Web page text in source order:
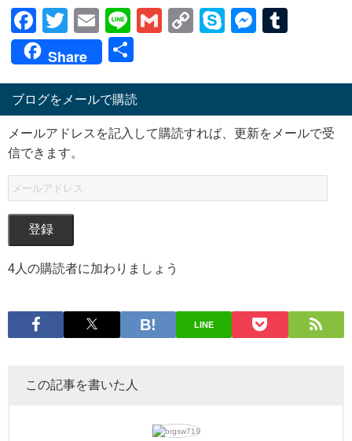
Facebook
Twitter
EmailLineGmailCopySkype
Share
ブログをメールで購読
メールアドレスを記入して購読すれば、更新をメールで受
信できます。
登録
4人の購読者に加わりましょう
LINE
この記事を書いた人